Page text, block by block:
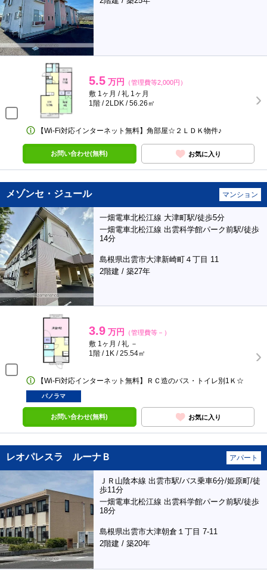
5.5 万円 （管理費等2,000円）
敷 1ヶ月 / 礼 1ヶ月
1階 / 2LDK / 56.26㎡
【Wi-Fi対応インターネット無料】角部屋☆２ＬＤＫ物件♪
お問い合わせ(無料) お気に入り
メゾンセ・ジュール マンション
一畑電車北松江線 大津町駅/徒歩5分
一畑電車北松江線 出雲科学館パーク前駅/徒歩
14分
島根県出雲市大津新崎町４丁目 11
2階建 / 築27年
3.9 万円 （管理費等－）
敷 1ヶ月 / 礼 －
1階 / 1K / 25.54㎡
【Wi-Fi対応インターネット無料】ＲＣ造のバス・トイレ別1Ｋ☆
パノラマ
お問い合わせ(無料) お気に入り
レオパレスラ ルーナＢ アパート
ＪＲ山陰本線 出雲市駅/バス乗車6分/姫原町/徒
歩11分
一畑電車北松江線 出雲科学館パーク前駅/徒歩
18分
島根県出雲市大津朝倉１丁目 7-11
2階建 / 築20年